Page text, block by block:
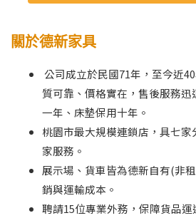
關於德新家具
公司成立於民國71年，至今近
質可靠、價格實在，售後服務
一年、床墊保用十年。
桃園市最大規模連鎖店，具七
家服務。
展示場、貨車皆為德新自有(非
銷與運輸成本。
聘請15位專業外務，保障貨品